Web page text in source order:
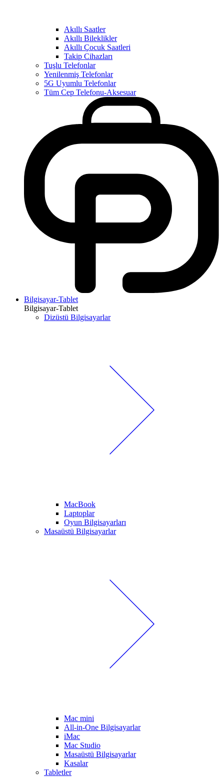
Akıllı Saatler
Akıllı Bileklikler
Akıllı Çocuk Saatleri
Takip Cihazları
Tuşlu Telefonlar
Yenilenmiş Telefonlar
5G Uyumlu Telefonlar
Tüm Cep Telefonu-Aksesuar
Bilgisayar-Tablet
Bilgisayar-Tablet
Dizüstü Bilgisayarlar
MacBook
Laptoplar
Oyun Bilgisayarları
Masaüstü Bilgisayarlar
Mac mini
All-in-One Bilgisayarlar
iMac
Mac Studio
Masaüstü Bilgisayarlar
Kasalar
Tabletler